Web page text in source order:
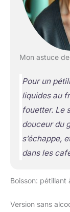
Mon astuce
Pour un
liquides au
fouetter. Le
douceur du
s’échappe,
dans les
Boisson: pétillant
Version sans